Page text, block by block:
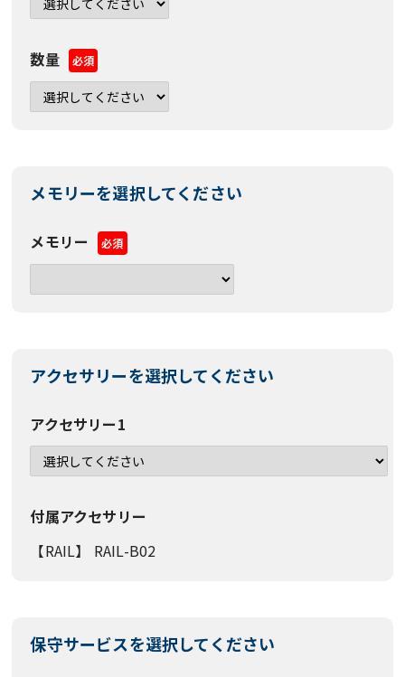
数量 必須
メモリーを選択してください
メモリー 必須
アクセサリーを選択してください
アクセサリー1
付属アクセサリー
【RAIL】 RAIL-B02
保守サービスを選択してください